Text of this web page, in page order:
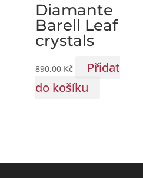
Diamante
Barell Leaf
crystals
890,00 Kč
Přidat
do košíku